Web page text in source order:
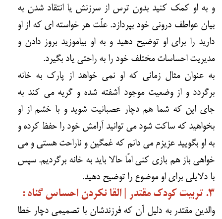
و به او کمک کنید بدون ترس از سرزنش یا انتقاد شدن به
بیان عواطف درونی خود بپردازد. علّت هر خواسته ای که از او
دارید را برای او توضیح دهید و به او بیاموزید بروز دادن و
مدیریت احساسات مختلف خود را به راحتی یاد بگیرد.
به عنوان مثال زمانی که او نمی خواهد از پارک به خانه
برگردد و از وضعیت موجود آشفته شده و گریه می کند به
جای این که شما هم دچار عصبانیت شوید و با خشم از او
بخواهید که ساکت شود می توانید آرامش خود را حفظ کرده و
به او بگویید عزیزم می دانم که غمگین و ناراحت هستی و می
خواهی باز هم بازی کنی امّا حالا باید به خانه برگردیم. سپس
با دلایلی برای او موضوع را توضیح دهید.
۳. تربیت کودک مقتدر | القا نکردن احساس گناه :
والدین مقتدر به دلیل آن که فرزندشان با تصمیمی دچار خطا